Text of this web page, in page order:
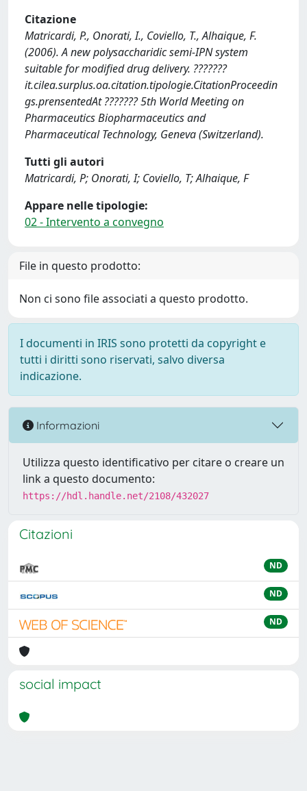
Citazione
Matricardi, P., Onorati, I., Coviello, T., Alhaique, F.
(2006). A new polysaccharidic semi-IPN system
suitable for modified drug delivery. ???????
it.cilea.surplus.oa.citation.tipologie.CitationProceedin
gs.prensentedAt ??????? 5th World Meeting on
Pharmaceutics Biopharmaceutics and
Pharmaceutical Technology, Geneva (Switzerland).
Tutti gli autori
Matricardi, P; Onorati, I; Coviello, T; Alhaique, F
Appare nelle tipologie:
02 - Intervento a convegno
File in questo prodotto:
Non ci sono file associati a questo prodotto.
I documenti in IRIS sono protetti da copyright e
tutti i diritti sono riservati, salvo diversa
indicazione.
Informazioni
Utilizza questo identificativo per citare o creare un
link a questo documento:
https://hdl.handle.net/2108/432027
Citazioni
ND
ND
ND
social impact